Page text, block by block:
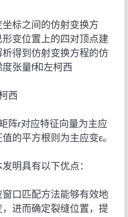
标之间的仿射变换方
变位置上的四对顶点建
得到仿射变换方程的仿
张量f和左柯西
西
阵r对应特征向量为主应
的平方根则为主应变ε。
明具有以下优点：
口匹配方法能够有效地
进而确定裂缝位置，提